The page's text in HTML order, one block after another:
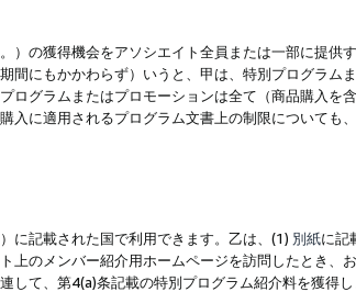
）の獲得機会をアソシエイト全員または一部に提供
にもかかわらず）いうと、甲は、特別プログラム
グラムまたはプロモーションは全て（商品購入を
に適用されるプログラム文書上の制限についても
に記載された国で利用できます。乙は、(1) 別紙に記
のメンバー紹介用ホームページを訪問したとき、
して、第4(a)条記載の特別プログラム紹介料を獲得し